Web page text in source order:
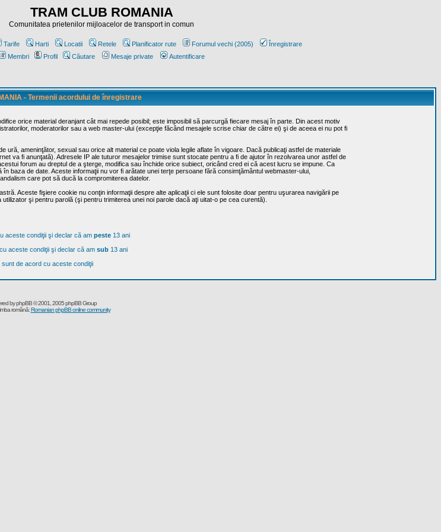
TRAM CLUB ROMANIA
Comunitatea prietenilor mijloacelor de transport in comun
Tarife Harti Locatii Retele Planificator rute Forumul vechi (2005)
Înregistrare
Membri
Profil Căutare Mesaje private Autentificare
- Termenii acordului de înregistrare
orice material deranjant cât mai repede posibil; este imposibil să parcurgă fiecare mesaj în parte. Din acest motiv
moderatorilor sau a web master-ului (excepţie făcând mesajele scrise chiar de către ei) şi de aceea ei nu pot fi
ameninţător, sexual sau orice alt material ce poate viola legile aflate în vigoare. Dacă publicaţi astfel de materiale
va fi anunţată). Adresele IP ale tuturor mesajelor trimise sunt stocate pentru a fi de ajutor în rezolvarea unor astfel de
forum au dreptul de a şterge, modifica sau închide orice subiect, oricând cred ei că acest lucru se impune. Ca
baza de date. Aceste informaţii nu vor fi arătate unei terţe persoane fără consimţământul webmaster-ului,
care pot să ducă la compromiterea datelor.
Aceste fişiere cookie nu conţin informaţii despre alte aplicaţii ci ele sunt folosite doar pentru uşurarea navigării pe
şi pentru parolă (şi pentru trimiterea unei noi parole dacă aţi uitat-o pe cea curentă).
aceste condiţii şi declar că am peste 13 ani
aceste condiţii şi declar că am sub13 ani
sunt de acord cu aceste condiţii
byphpBB© 2001, 2005 phpBB Group
română:Romanian phpBB online community